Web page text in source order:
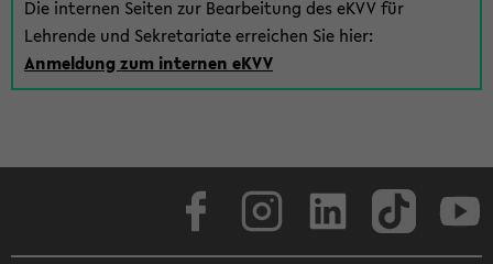
Die internen Seiten zur Bearbeitung des eKVV für
Lehrende und Sekretariate erreichen Sie hier:
Anmeldung zum internen eKVV